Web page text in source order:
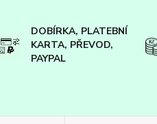
DOBÍRKA, PLATEBNÍ
KARTA, PŘEVOD,
PAYPAL